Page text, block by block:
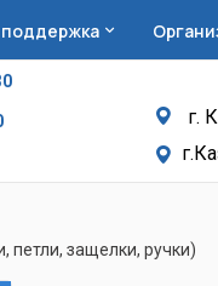
г.
защелки, ручки)